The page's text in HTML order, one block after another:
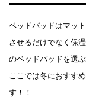
ベッドパッドはマッ
させるだけでなく保
のベッドパッドを選
ここでは冬におすす
す！！